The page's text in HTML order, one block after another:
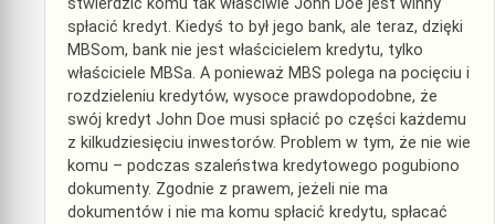
spłacić kredyt. Kiedyś to był jego bank, ale teraz, dzięki
MBSom, bank nie jest właścicielem kredytu, tylko
właściciele MBSa. A ponieważ MBS polega na pocięciu i
rozdzieleniu kredytów, wysoce prawdopodobne, że
swój kredyt John Doe musi spłacić po części każdemu
z kilkudziesięciu inwestorów. Problem w tym, że nie wie
komu – podczas szaleństwa kredytowego pogubiono
dokumenty. Zgodnie z prawem, jeżeli nie ma
dokumentów i nie ma komu spłacić kredytu, spłacać